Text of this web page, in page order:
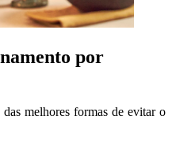
por
melhores formas de evitar o